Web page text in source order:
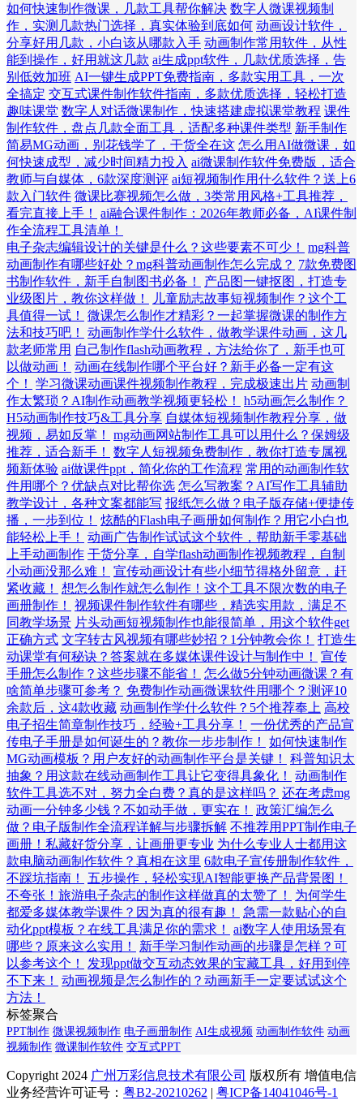
如何快速制作微课，几款工具帮你解决 数字人微课视频制
作，实测几款热门选择，真实体验到底如何 动画设计软件，
分享好用几款，小白该从哪款入手 动画制作常用软件，从性
能到操作，好用就这几款 ai生成ppt软件，几款优质选择，告
别低效加班 AI一键生成PPT免费指南，多款实用工具，一次
全搞定 交互式课件制作软件指南，多款优质选择，轻松打造
趣味课堂 数字人对话微课制作，快速搭建虚拟课堂教程 课件
制作软件，盘点几款全面工具，适配多种课件类型 新手制作
简易MG动画，别花钱学了，干货全在这 怎么用AI做微课，如
何快速成型，减少时间精力投入 ai微课制作软件免费版，适合
教师与自媒体，6款深度测评 ai短视频制作用什么软件？送上6
款入门软件 微课比赛视频怎么做，3类常用风格+工具推荐，
看完直接上手！
ai融合课件制作：2026年教师必备，AI课件制
作全流程工具清单！
电子杂志编辑设计的关键是什么？这些要素不可少！
mg科普
动画制作有哪些好处？mg科普动画制作怎么完成？ 7款免费图
书制作软件，新手自制图书必备！
产品图一键抠图，打造专
业级图片，教你这样做！
儿童励志故事短视频制作？这个工
具值得一试！
微课怎么制作才精彩？一起掌握微课的制作方
法和技巧吧！
动画制作学什么软件，做教学课件动画，这几
款老师常用 自己制作flash动画教程，方法给你了，新手也可
以做动画！
动画在线制作哪个平台好？新手必备一定有这
个！
学习微课动画课件视频制作教程，完成极速出片 动画制
作太繁琐？AI制作动画教学视频更轻松！
h5动画怎么制作？
H5动画制作技巧&工具分享 自媒体短视频制作教程分享，做
视频，易如反掌！
mg动画网站制作工具可以用什么？保姆级
推荐，适合新手！
数字人短视频免费制作，教你打造专属视
频新体验 ai做课件ppt，简化你的工作流程 常用的动画制作软
件用哪个？优缺点对比帮你选 怎么写教案？AI写作工具辅助
教学设计，各种文案都能写 报纸怎么做？电子版存储+便捷传
播，一步到位！
炫酷的Flash电子画册如何制作？用它小白也
能轻松上手！
动画广告制作试试这个软件，帮助新手零基础
上手动画制作 干货分享，自学flash动画制作视频教程，自制
小动画没那么难！
宣传动画设计有些小细节得格外留意，赶
紧收藏！
想怎么制作就怎么制作！这个工具不限次数的电子
画册制作！
视频课件制作软件有哪些，精选实用款，满足不
同教学场景 片头动画短视频制作也能很简单，用这个软件get
正确方式 文字转古风视频有哪些妙招？1分钟教会你！
打造生
动课堂有何秘诀？答案就在多媒体课件设计与制作中！
宣传
手册怎么制作？这些步骤不能省！
怎么做5分钟动画微课？有
啥简单步骤可参考？ 免费制作动画微课软件用哪个？测评10
余款后，这4款收藏 动画制作学什么软件？5个推荐奉上 高校
电子招生简章制作技巧，经验+工具分享！
一份优秀的产品宣
传电子手册是如何诞生的？教你一步步制作！
如何快速制作
MG动画模板？用户友好的动画制作平台是关键！
科普知识太
抽象？用这款在线动画制作工具让它变得具象化！
动画制作
软件工具选不对，努力全白费？真的是这样吗？ 还在考虑mg
动画一分钟多少钱？不如动手做，更实在！
政策汇编怎么
做？电子版制作全流程详解与步骤拆解 不推荐用PPT制作电子
画册！私藏好货分享，让画册更专业 为什么专业人士都用这
款电脑动画制作软件？真相在这里 6款电子宣传册制作软件，
不踩坑指南！
五步操作，轻松实现AI智能更换产品背景图！
不夸张！旅游电子杂志的制作这样做真的太赞了！
为何学生
都爱多媒体教学课件？因为真的很有趣！
急需一款贴心的自
动化ppt模板？在线工具满足你的需求！
ai数字人使用场景有
哪些？原来这么实用！
新手学习制作动画的步骤是怎样？可
以参考这个！
发现ppt做交互动态效果的宝藏工具，好用到停
不下来！
动画视频是怎么制作的？动画新手一定要试试这个
方法！
标签聚合
PPT制作 微课视频制作 电子画册制作 AI生成视频 动画制作软件 动画
视频制作 微课制作软件 交互式PPT
Copyright 2024 广州万彩信息技术有限公司 版权所有 增值电信
业务经营许可证号： 粤B2-20210262 | 粤ICP备14041046号-1